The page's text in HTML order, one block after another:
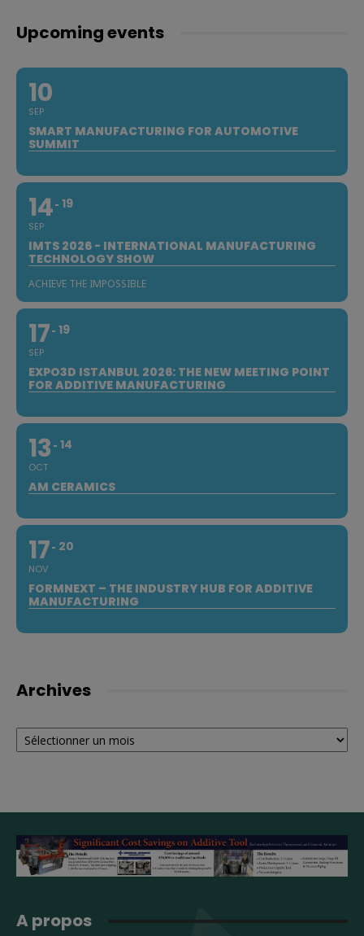
Upcoming events
10
SEP
SMART MANUFACTURING FOR AUTOMOTIVE
SUMMIT
14
SEP
19
IMTS 2026 - INTERNATIONAL MANUFACTURING
TECHNOLOGY SHOW
ACHIEVE THE IMPOSSIBLE
17
SEP
19
EXPO3D ISTANBUL 2026: THE NEW MEETING POINT
FOR ADDITIVE MANUFACTURING
13
OCT
14
AM CERAMICS
17
NOV
20
FORMNEXT – THE INDUSTRY HUB FOR ADDITIVE
MANUFACTURING
Archives
Archives
A propos